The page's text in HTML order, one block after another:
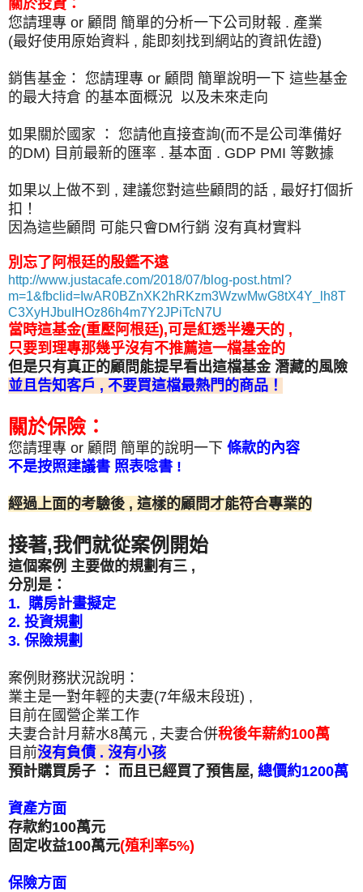
關於投資：
您請理專 or 顧問 簡單的分析一下公司財報 . 產業
(最好使用原始資料 , 能即刻找到網站的資訊佐證)
銷售基金： 您請理專 or 顧問 簡單說明一下 這些基金
的最大持倉 的基本面概況 以及未來走向
如果關於國家 ： 您請他直接查詢(而不是公司準備好
的DM) 目前最新的匯率 . 基本面 . GDP PMI 等數據
如果以上做不到 , 建議您對這些顧問的話 , 最好打個折
扣！
因為這些顧問 可能只會DM行銷 沒有真材實料
別忘了阿根廷的殷鑑不遠
http://www.justacafe.com/2018/07/blog-post.html?
m=1&fbclid=IwAR0BZnXK2hRKzm3WzwMwG8tX4Y_lh8T
C3XyHJbuIHOz86h4m7Y2JPiTcN7U
當時這基金(重壓阿根廷),可是紅透半邊天的 ,
只要到理專那幾乎沒有不推薦這一檔基金的
但是只有真正的顧問能提早看出這檔基金 潛藏的風險
並且告知客戶 , 不要買這檔最熱門的商品！
關於保險：
您請理專 or 顧問 簡單的說明一下 條款的內容
不是按照建議書 照表唸書 !
經過上面的考驗後 , 這樣的顧問才能符合專業的
接著,我們就從案例開始
這個案例 主要做的規劃有三 ,
分別是：
1. 購房計畫擬定
2. 投資規劃
3. 保險規劃
案例財務狀況說明：
業主是一對年輕的夫妻(7年級末段班) ,
目前在國營企業工作
夫妻合計月薪水8萬元 , 夫妻合併稅後年薪約100萬
目前沒有負債 . 沒有小孩
預計購買房子 ： 而且已經買了預售屋, 總價約1200萬
資產方面
存款約100萬元
固定收益100萬元(殖利率5%)
保險方面